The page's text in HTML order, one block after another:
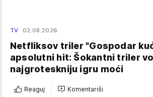
TV 02.08.2026.
Netfliksov triler "Gospodar
apsolutni hit: Šokantni triler
najgroteskniju igru moći
Reaguj Komentariši